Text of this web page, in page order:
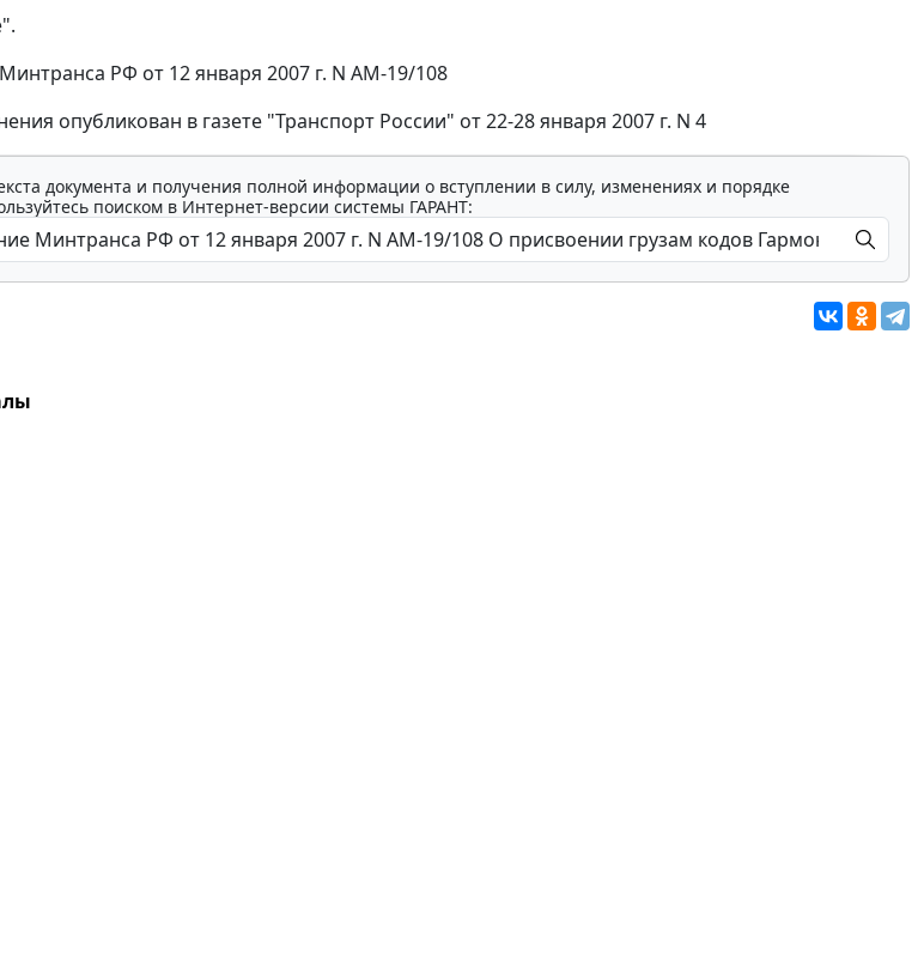
РФ от 12 января 2007 г. N АМ-19/108
опубликован в газете "Транспорт России" от 22-28 января 2007 г. N 4
документа и получения полной информации о вступлении в силу, изменениях и порядке
поиском в Интернет-версии системы ГАРАНТ: